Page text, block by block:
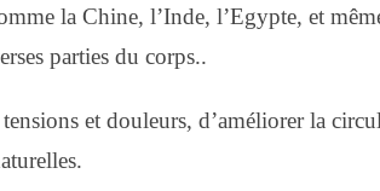
la Chine, l’Inde, l’Egypte, et
parties du corps..
et douleurs, d’améliorer la